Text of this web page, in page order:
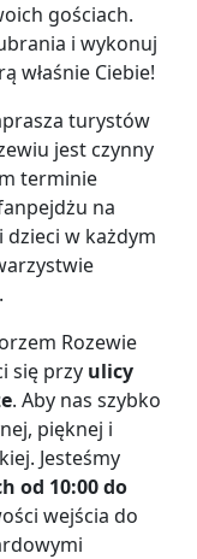
gościach.
i wykonuj
właśnie Ciebie!
turystów
jest czynny
terminie
na
dzieci w każdym
Rozewie
się przy ulicy
. Aby nas szybko
pięknej i
Jesteśmy
od 10:00 do
wejścia do